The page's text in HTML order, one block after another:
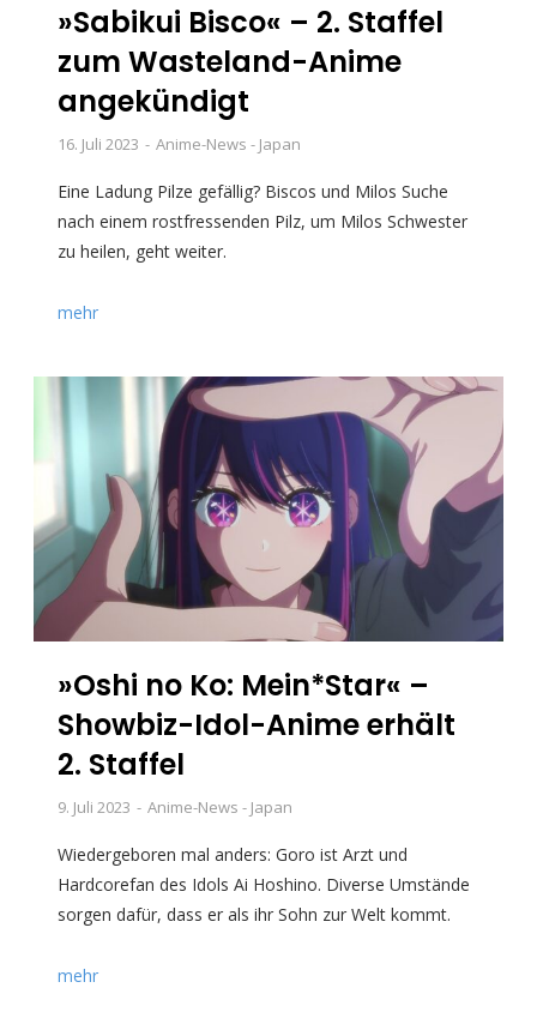
»Sabikui Bisco« – 2. Staffel
zum Wasteland-Anime
angekündigt
16. Juli 2023 Anime-News - Japan
Eine Ladung Pilze gefällig? Biscos und Milos Suche
nach einem rostfressenden Pilz, um Milos Schwester
zu heilen, geht weiter.
mehr
»Oshi no Ko: Mein*Star« –
Showbiz-Idol-Anime erhält
2. Staffel
9. Juli 2023 Anime-News - Japan
Wiedergeboren mal anders: Goro ist Arzt und
Hardcorefan des Idols Ai Hoshino. Diverse Umstände
sorgen dafür, dass er als ihr Sohn zur Welt kommt.
mehr